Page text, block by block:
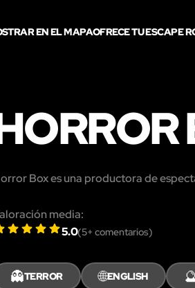
EN EL MAPAOFRECE TU ESCAPE
Box es una productora de
media:
5.0(5+ comentarios)
👻TERROR 🌐ENGLISH